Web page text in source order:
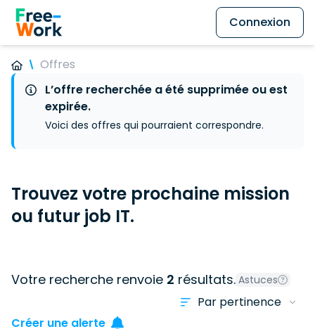
Connexion
Offres
L’offre recherchée a été supprimée ou est
expirée.
Voici des offres qui pourraient correspondre.
Trouvez votre prochaine mission
ou futur job IT.
Votre recherche renvoie 2 résultats. Astuces
Créer une alerte